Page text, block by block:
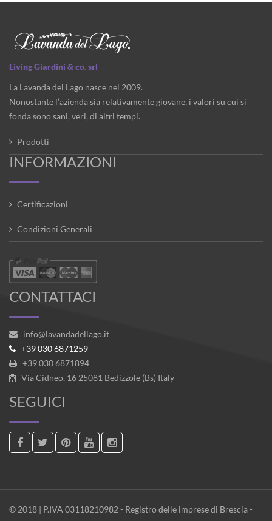
Living Giardini & co. srl
La Lavanda del Lago nasce nel 2009.
Nonostante l’azienda sia relativamente giovane, i valori su cui si
fonda sono sani, veri, di altri tempi.
Prodotti
INFORMAZIONI
Certificazioni
Condizioni Generali
CONTATTACI
info@lavandadellago.it
+39 030 6871259
+39 030 6871894
Via Cidneo, 16 25081 Bedizzole (Bs) Italy
SEGUICI
© 2018 | P.IVA 03118210982 - Registro delle imprese di Brescia -